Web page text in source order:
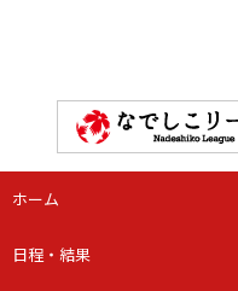
ホーム
日程・結果